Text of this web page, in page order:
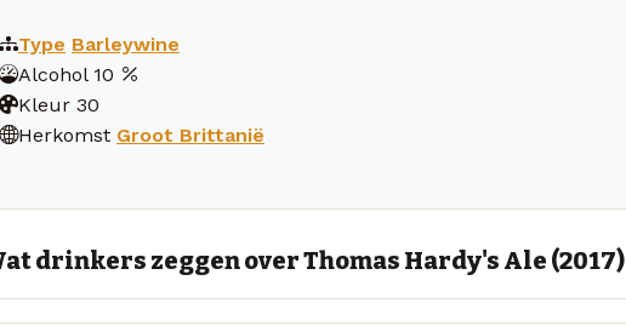
Type Barleywine
Alcohol 10
Kleur 30
Herkomst Groot Brittanië
drinkers zeggen over Thomas Hardy's Ale (2017)